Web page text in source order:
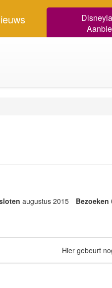
augustus 2015 Bezoeken
Hier gebeurt